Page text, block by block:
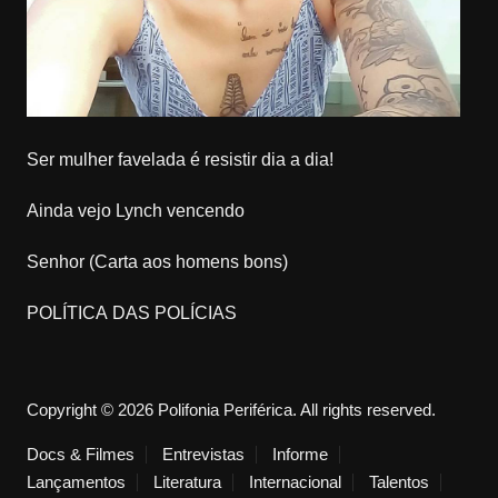
Ser mulher favelada é resistir dia a dia!
Ainda vejo Lynch vencendo
Senhor (Carta aos homens bons)
POLÍTICA DAS POLÍCIAS
Copyright © 2026 Polifonia Periférica. All rights reserved.
Docs & Filmes Entrevistas
Informe
Lançamentos
Literatura Internacional Talentos